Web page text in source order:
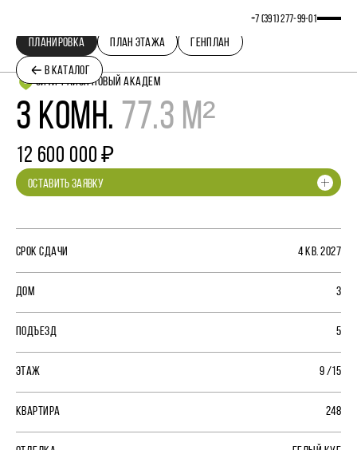
+7 (391) 277‒99‒01
В КАТАЛОГ
ПЛАНИРОВКА ПЛАН ЭТАЖА ГЕНПЛАН
СИТИ-РАЙОН НОВЫЙ АКАДЕМ
3 КОМН. 77.3 М²
12 600 000 ₽
ОСТАВИТЬ ЗАЯВКУ
СРОК СДАЧИ 4 КВ. 2027
ДОМ 3
ПОДЪЕЗД 5
ЭТАЖ 9 /15
КВАРТИРА 248